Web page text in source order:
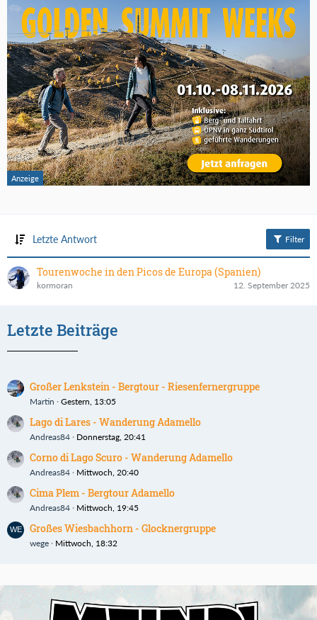
Letzte Antwort Filter
Tourenwoche in den Picos de Europa (Spanien)
kormoran 12. September 2025
Letzte Beiträge
Großer Lenkstein - Bergtour - Riesenfernergruppe
Martin Gestern, 13:05
Lago di Lares - Wanderung Adamello
Andreas84 Donnerstag, 20:41
Corno di Lago Scuro - Wanderung Adamello
Andreas84 Mittwoch, 20:40
Cima Plem - Bergtour Adamello
Andreas84 Mittwoch, 19:45
Großes Wiesbachhorn - Glocknergruppe
wege Mittwoch, 18:32